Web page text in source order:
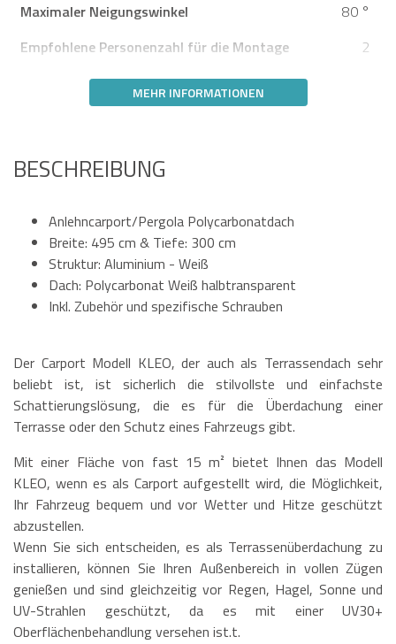
Maximaler Neigungswinkel
80 °
Empfohlene Personenzahl für die Montage
2
MEHR INFORMATIONEN
BESCHREIBUNG
Anlehncarport/Pergola Polycarbonatdach
Breite: 495 cm & Tiefe: 300 cm
Struktur: Aluminium - Weiß
Dach: Polycarbonat Weiß halbtransparent
Inkl. Zubehör und spezifische Schrauben
Der Carport Modell KLEO, der auch als Terrassendach sehr
beliebt ist, ist sicherlich die stilvollste und einfachste
Schattierungslösung, die es für die Überdachung einer
Terrasse oder den Schutz eines Fahrzeugs gibt.
Mit einer Fläche von fast 15 m² bietet Ihnen das Modell
KLEO, wenn es als Carport aufgestellt wird, die Möglichkeit,
Ihr Fahrzeug bequem und vor Wetter und Hitze geschützt
abzustellen.
Wenn Sie sich entscheiden, es als Terrassenüberdachung zu
installieren, können Sie Ihren Außenbereich in vollen Zügen
genießen und sind gleichzeitig vor Regen, Hagel, Sonne und
UV-Strahlen geschützt, da es mit einer UV30+
Oberflächenbehandlung versehen ist.t.